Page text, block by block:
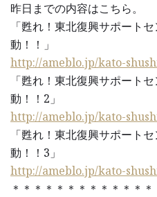
昨日までの内容はこちら。
「甦れ！東北復興サポート
動！！」
http://ameblo.jp/kato-
「甦れ！東北復興サポート
動！！2」
http://ameblo.jp/kato-
「甦れ！東北復興サポート
動！！3」
http://ameblo.jp/kato-
＊＊＊＊＊＊＊＊＊＊＊＊